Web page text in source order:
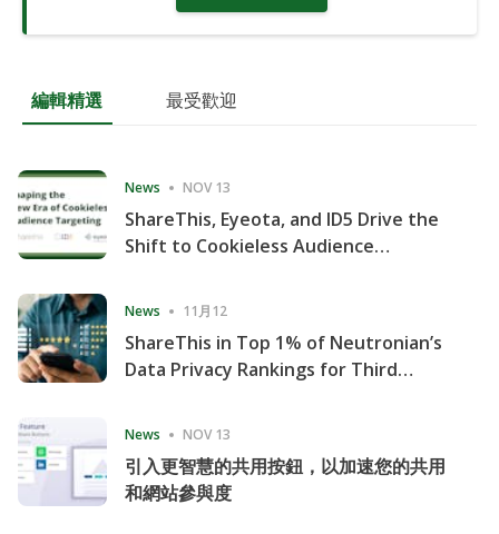
編輯精選 最受歡迎
News NOV 13
ShareThis, Eyeota, and ID5 Drive the
Shift to Cookieless Audience
News 11月12
ShareThis in Top 1% of Neutronian’s
Data Privacy Rankings for Third
News NOV 13
引入更智慧的共用按鈕，以加速您的共用
和網站參與度